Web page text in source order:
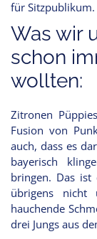
für Sitzpublikum.
Was wir
schon
wollten:
Zitronen
Fusion von
auch, dass es
bayerisch
bringen. Das
übrigens nicht
hauchende
drei Jungs aus